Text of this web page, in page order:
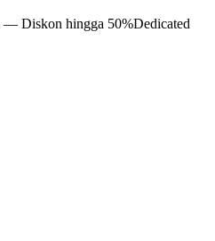
— Diskon hingga 50%Dedicated